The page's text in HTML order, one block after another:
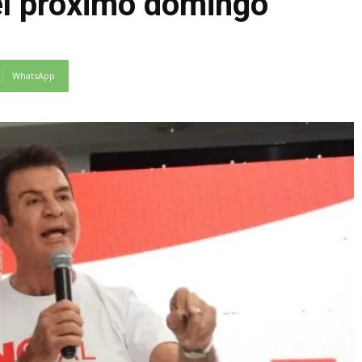
WhatsApp